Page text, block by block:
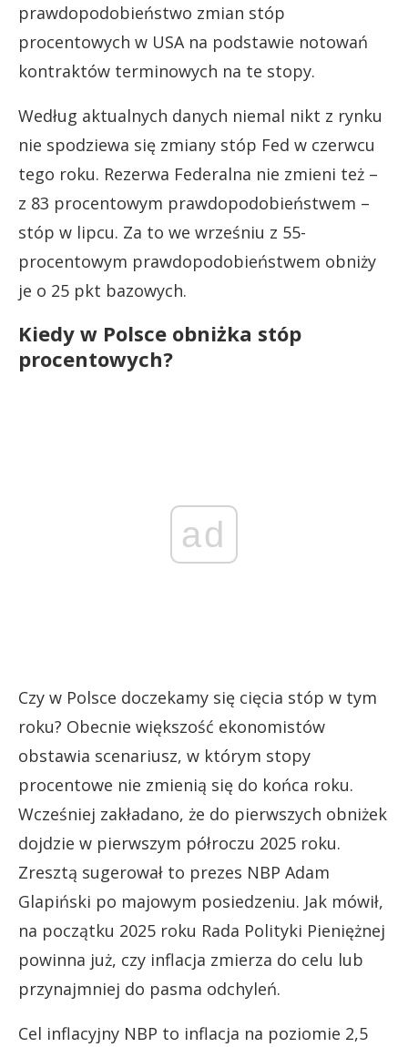
prawdopodobieństwo zmian stóp
procentowych w USA na podstawie notowań
kontraktów terminowych na te stopy.
Według aktualnych danych niemal nikt z rynku
nie spodziewa się zmiany stóp Fed w czerwcu
tego roku. Rezerwa Federalna nie zmieni też –
z 83 procentowym prawdopodobieństwem –
stóp w lipcu. Za to we wrześniu z 55-
procentowym prawdopodobieństwem obniży
je o 25 pkt bazowych.
Kiedy w Polsce obniżka stóp
procentowych?
ad
Czy w Polsce doczekamy się cięcia stóp w tym
roku? Obecnie większość ekonomistów
obstawia scenariusz, w którym stopy
procentowe nie zmienią się do końca roku.
Wcześniej zakładano, że do pierwszych obniżek
dojdzie w pierwszym półroczu 2025 roku.
Zresztą sugerował to prezes NBP Adam
Glapiński po majowym posiedzeniu. Jak mówił,
na początku 2025 roku Rada Polityki Pieniężnej
powinna już, czy inflacja zmierza do celu lub
przynajmniej do pasma odchyleń.
Cel inflacyjny NBP to inflacja na poziomie 2,5